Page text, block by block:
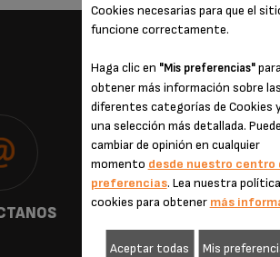
Verter el espresso en una taza precalentada.
Coronar con la nata montada.
También se puede añadir algún condimento a la
GARANTÍA
Cookies necesarias para que el
funcione correctamente.
Haga clic en "Mis preferencias"para
obtener más información sobre las
diferentes categorías de Cookies
una selección más detallada. Puede
cambiar de opinión en cualquier
momento desde nuestro centro
preferencias. Lea nuestra
cookies para obtener más
Aceptar todas Mis